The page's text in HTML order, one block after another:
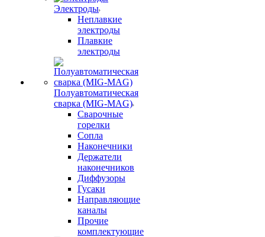
Электроды
Неплавкие
электроды
Плавкие
электроды
Полуавтоматическая
сварка (MIG-MAG)
Сварочные
горелки
Сопла
Наконечники
Держатели
наконечников
Диффузоры
Гусаки
Направляющие
каналы
Прочие
комплектующие